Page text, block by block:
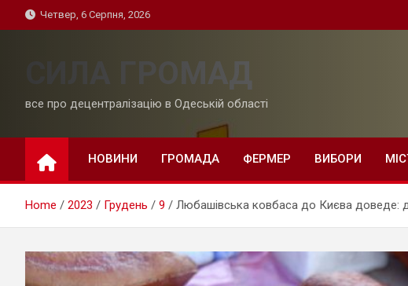
to
Четвер, 6 Серпня, 2026
СИЛА ГРОМАД
все про децентралізацію в Одеській області
НОВИНИ ГРОМАДА ФЕРМЕР ВИБОРИ
Home 2023 Грудень 9 Любашівська ковбаса до Києва доведе: